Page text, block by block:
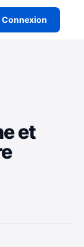
Connexion
et